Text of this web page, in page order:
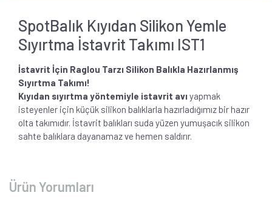
SpotBalık Kıyıdan Silikon Yemle
Sıyırtma İstavrit Takımı IST1
İstavrit İçin Raglou Tarzı Silikon Balıkla Hazırlanmış
Sıyırtma Takımı!
Kıyıdan sıyırtma yöntemiyle istavrit avı yapmak
isteyenler için küçük silikon balıklarla hazırladığımız bir hazır
olta takımıdır. İstavrit balıkları suda yüzen yumuşacık silikon
sahte balıklara dayanamaz ve hemen saldırır.
Ürün Yorumları